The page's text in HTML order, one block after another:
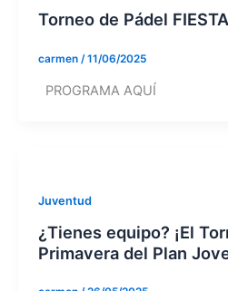
Torneo de Pádel
carmen /11/06/2025
PROGRAMA AQUÍ
Juventud
¿Tienes equipo? ¡El
Primavera del Plan